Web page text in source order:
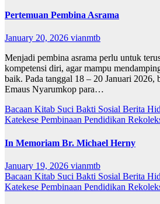
Pertemuan Pembina Asrama
January 20, 2026 vianmtb
Menjadi pembina asrama perlu untuk
kompetensi diri, agar mampu
baik. Pada tanggal 18 – 20 Januari 2026,
Emaus Nyarumkop para…
Bacaan Kitab Suci Bakti Sosial Berita
Katekese Pembinaan Pendidikan
In Memoriam Br. Michael Herny
January 19, 2026 vianmtb
Bacaan Kitab Suci Bakti Sosial Berita
Katekese Pembinaan Pendidikan